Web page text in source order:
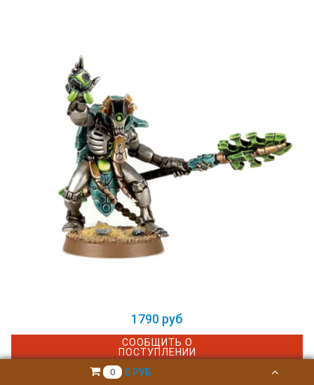
1790 руб
СООБЩИТЬ О
ПОСТУПЛЕНИИ
Necron Cryptek • Webstore Exclusive
0 0 РУБ